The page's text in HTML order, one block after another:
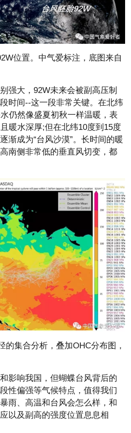
位置。中气爱标注，底图来自
强大，92W未来会被副高压制
时间--这一段非常关键。在北纬
仍然像盛夏初秋一样温暖，表
暖水深厚;但在北纬10度到15度
渐成为“台风沙漠”。长时间的暖
南侧非常低的垂直风切变，都
的集合分析，叠加OHC分布图，
影响我国，但蝴蝶台风背后的
性偏强等气候特点，值得我们
雨、高温和台风会怎么样，和
以及副高的强度位置息息相